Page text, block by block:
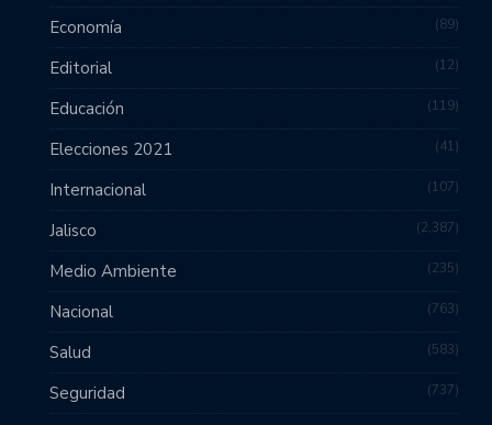
Economía 89
Editorial 12
Educación 119
Elecciones 2021 41
Internacional 107
Jalisco 2,387
Medio Ambiente 235
Nacional 763
Salud 583
Seguridad 737